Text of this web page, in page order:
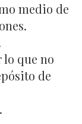
medio de
que no
de